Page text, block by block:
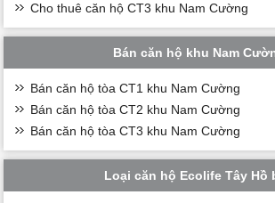
Cho thuê căn hộ CT3 khu Nam Cường
Bán căn hộ khu Nam
Bán căn hộ tòa CT1 khu Nam Cường
Bán căn hộ tòa CT2 khu Nam Cường
Bán căn hộ tòa CT3 khu Nam Cường
Loại căn hộ Ecolife Tây Hồ